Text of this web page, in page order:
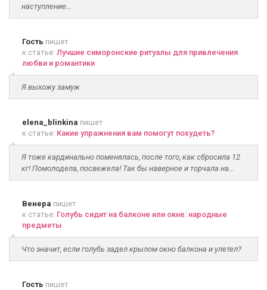
наступление...
Гость пишет
к статье: Лучшие симоронские ритуалы для привлечения
любви и романтики
Я выхожу замуж
elena_blinkina пишет
к статье: Какие упражнения вам помогут похудеть?
Я тоже кардинально поменялась, после того, как сбросила 12
кг! Помолодела, посвежела! Так бы наверное и торчала на...
Венера пишет
к статье: Голубь сидит на балконе или окне: народные
предметы
Что значит, если голубь задел крылом окно балкона и улетел?
Гость пишет